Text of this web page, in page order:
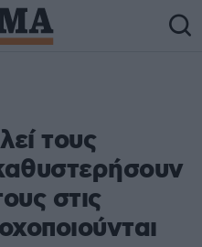
τους
στις